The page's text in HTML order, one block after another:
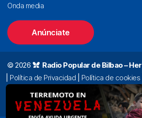
Onda media
Anúnciate
© 2026 Radio Popular de Bilbao –
Política de Privacidad Política de cookies
Alda. Mazarredo, 47 – 7º 48009 Bilbao |